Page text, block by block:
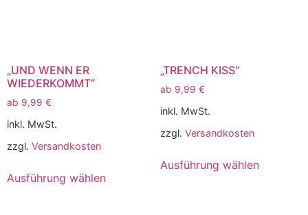
„UND WENN ER
WIEDERKOMMT“
ab 9,99 €
inkl. MwSt.
zzgl. Versandkosten
Ausführung wählen
„TRENCH KISS“
ab 9,99 €
inkl. MwSt.
zzgl. Versandkosten
Ausführung wählen